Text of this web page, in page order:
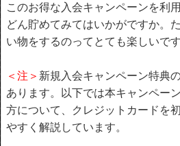
このお得な入会キャンペーンを利
どん貯めてみてはいかがですか。
い物をするのってとても楽しいです
＜注＞ 新規入会キャンペーン特典
あります。以下では本キャンペー
方について、クレジットカードを
やすく解説しています。